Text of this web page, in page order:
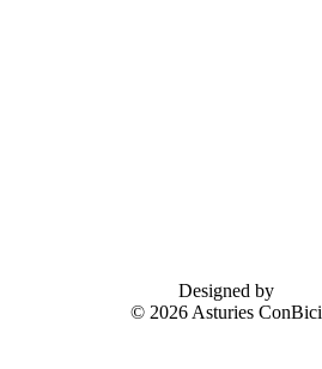
Designed by
© 2026 Asturies ConBici